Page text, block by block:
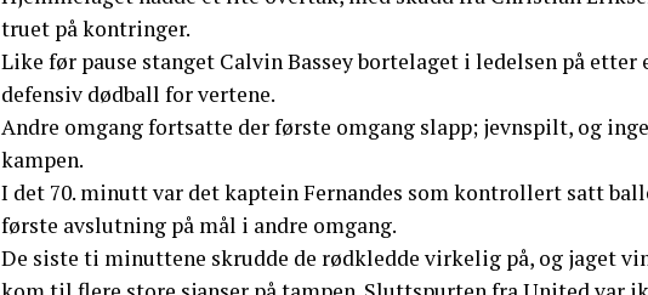
truet på kontringer.
Like før pause stanget Calvin Bassey bortelaget i ledelsen på
defensiv dødball for vertene.
Andre omgang fortsatte der første omgang slapp; jevnspilt, og
kampen.
I det 70. minutt var det kaptein Fernandes som kontrollert satt
første avslutning på mål i andre omgang.
De siste ti minuttene skrudde de rødkledde virkelig på, og jaget